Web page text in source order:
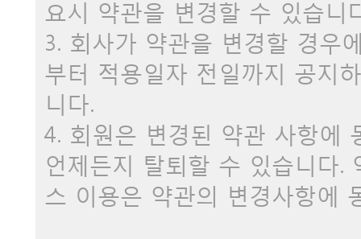
요시 약관을 변경할 수 있습니
3. 회사가 약관을 변경할 경우
부터 적용일자 전일까지 공지
니다.
4. 회원은 변경된 약관 사항에
언제든지 탈퇴할 수 있습니다.
스 이용은 약관의 변경사항에